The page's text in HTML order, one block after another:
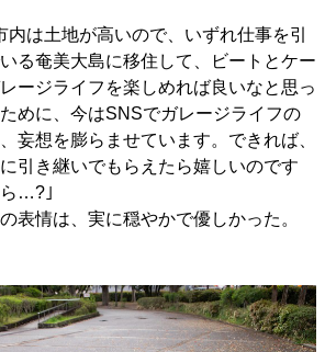
内は土地が高いので、いずれ仕事を引
る奄美大島に移住して、ビートとケー
ージライフを楽しめれば良いなと思っ
めに、今はSNSでガレージライフの
妄想を膨らませています。できれば、
引き継いでもらえたら嬉しいのです
ら…?｣
表情は、実に穏やかで優しかった。